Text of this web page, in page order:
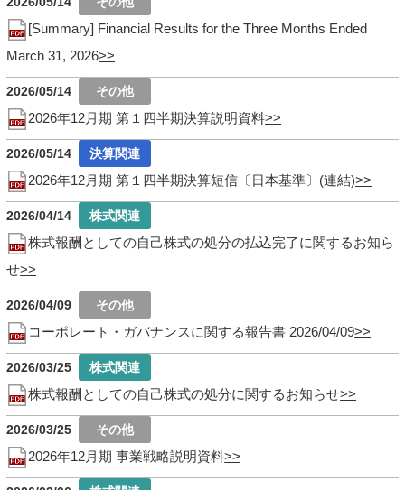
[Summary] Financial Results for the Three Months Ended
March 31, 2026
2026/05/14
2026年12月期 第１四半期決算説明資料
2026/05/14
2026年12月期 第１四半期決算短信〔日本基準〕(連結)
2026/04/14
株式報酬としての自己株式の処分の払込完了に関するお知ら
せ
2026/04/09
コーポレート・ガバナンスに関する報告書 2026/04/09
2026/03/25
株式報酬としての自己株式の処分に関するお知らせ
2026/03/25
2026年12月期 事業戦略説明資料